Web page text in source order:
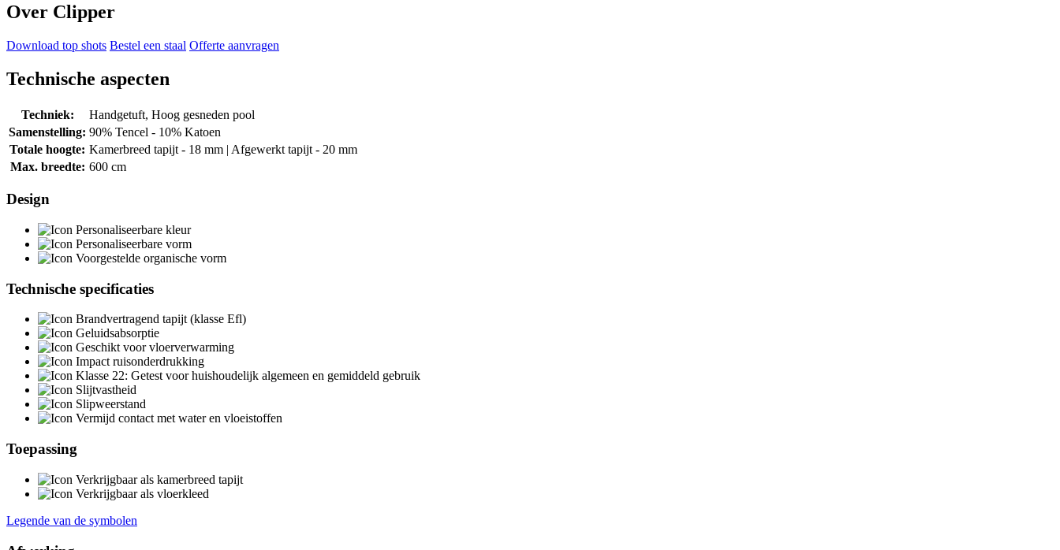
Over Clipper
Download top shots Bestel een staal Offerte aanvragen
Technische aspecten
Techniek:
Handgetuft, Hoog gesneden pool
Samenstelling: 90% Tencel - 10% Katoen
Totale hoogte: Kamerbreed tapijt - 18 mm | Afgewerkt tapijt - 20 mm
Max. breedte: 600 cm
Design
Technische specificaties
Toepassing
Legende van de symbolen